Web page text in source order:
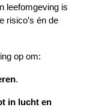
leefomgeving is
risico’s én de
op om:
.
in lucht en